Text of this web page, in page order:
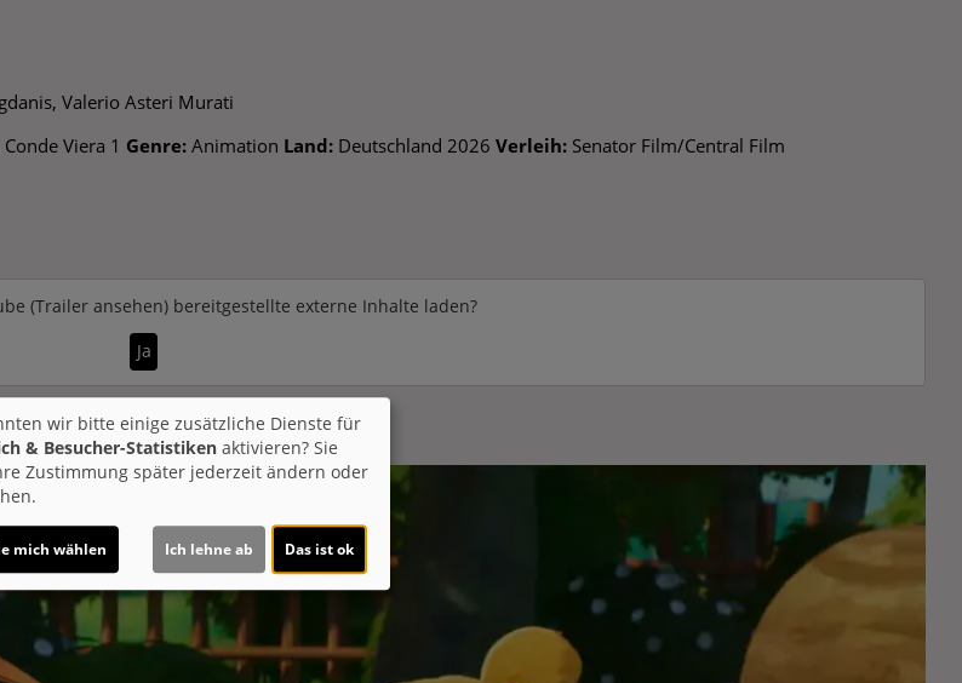
Valerio Asteri Murati
Viera 1 Genre: Animation Land: Deutschland 2026 Verleih: Senator Film/Central Film
(Trailer ansehen) bereitgestellte externe Inhalte laden?
Ja
wir bitte einige zusätzliche Dienste für
& Besucher-Statistiken aktivieren? Sie
Zustimmung später jederzeit ändern oder
mich wählen Ich lehne ab Das ist ok